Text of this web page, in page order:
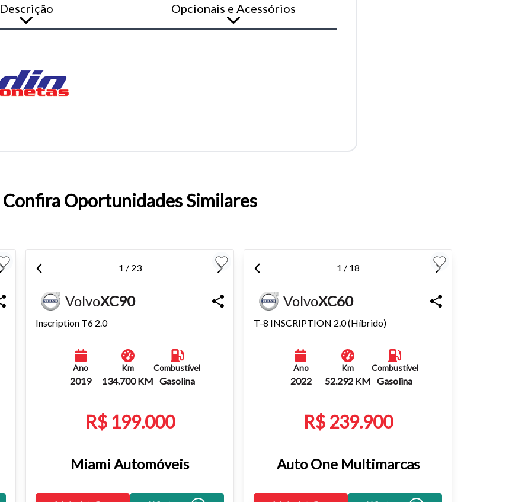
Descrição Opcionais e Acessórios
Confira Oportunidades Similares
1 / 23
VolvoXC90
Inscription T6 2.0
Ano
2019
Km
134.700 KM
Combustível
Gasolina
R$ 199.000
Miami Automóveis
1 / 18
VolvoXC60
T-8 INSCRIPTION 2.0 (Híbrido)
Ano
2022
Km
52.292 KM
Combustível
Gasolina
R$ 239.900
Auto One Multimarcas